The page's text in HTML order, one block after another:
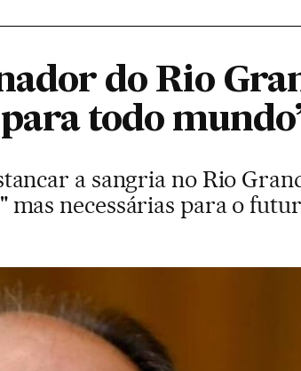
do Rio
todo
a sangria no Rio
necessárias para o